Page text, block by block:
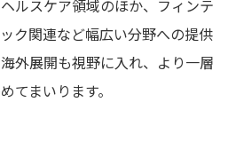
ルスケア領域のほか、フィンテ
ク関連など幅広い分野への提供
外展開も視野に入れ、より一層
てまいります。